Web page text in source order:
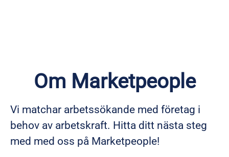
Om Marketpeople
Vi matchar arbetssökande med företag i
behov av arbetskraft. Hitta ditt nästa steg
med med oss på Marketpeople!